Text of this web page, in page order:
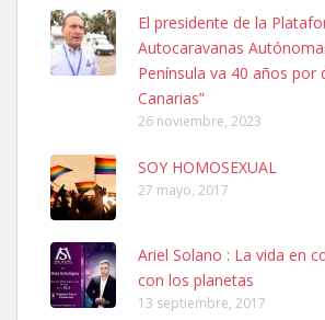
Ninfa perdida
El día 5 se los perdió una ninfa papillera,
calle, se perdió por la zon...
Leales.org » Gran Canaria
6.7.2025
Adopcion
Busco casa de acogida para mi perrita ya que
no la puedo tener. Solo gente r...
El presidente de la
Autocaravanas
Península va 40 años por
Canarias”
26 noviembre, 2023
SOY HOMOSEXUAL
27 mayo, 2017
Ariel Solano : La vida en
con los planetas
13 septiembre, 2017